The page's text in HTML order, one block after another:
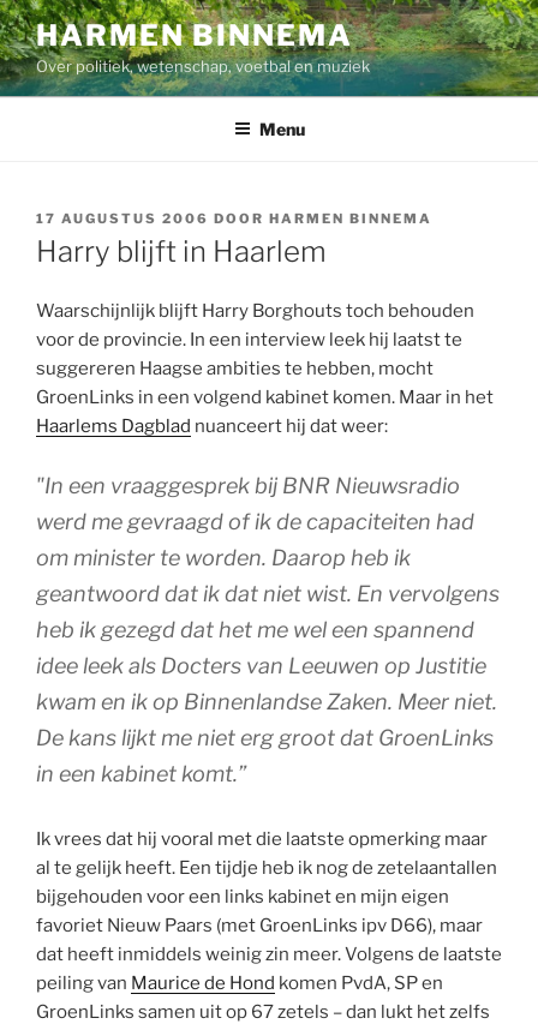
Ga
naar
de
inhoud
HARMEN BINNEMA
Over politiek, wetenschap, voetbal en muziek
Menu
GEPLAATST
OP
17 AUGUSTUS 2006 DOOR HARMEN BINNEMA
Harry blijft in Haarlem
Waarschijnlijk blijft Harry Borghouts toch behouden
voor de provincie. In een interview leek hij laatst te
suggereren Haagse ambities te hebben, mocht
GroenLinks in een volgend kabinet komen. Maar in het
Haarlems Dagblad nuanceert hij dat weer:
"In een vraaggesprek bij BNR Nieuwsradio
werd me gevraagd of ik de capaciteiten had
om minister te worden. Daarop heb ik
geantwoord dat ik dat niet wist. En vervolgens
heb ik gezegd dat het me wel een spannend
idee leek als Docters van Leeuwen op Justitie
kwam en ik op Binnenlandse Zaken. Meer niet.
De kans lijkt me niet erg groot dat GroenLinks
in een kabinet komt.”
Ik vrees dat hij vooral met die laatste opmerking maar
al te gelijk heeft. Een tijdje heb ik nog de zetelaantallen
bijgehouden voor een links kabinet en mijn eigen
favoriet Nieuw Paars (met GroenLinks ipv D66), maar
dat heeft inmiddels weinig zin meer. Volgens de laatste
peiling van Maurice de Hond komen PvdA, SP en
GroenLinks samen uit op 67 zetels – dan lukt het zelfs